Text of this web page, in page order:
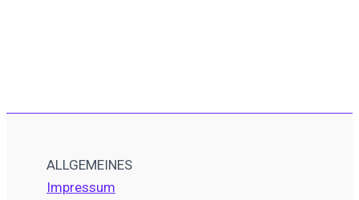
ALLGEMEINES
Impressum